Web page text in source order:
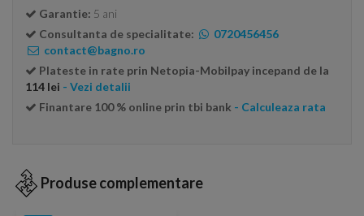
Garantie: 5 ani
Consultanta de specialitate:
0720456456
contact@bagno.ro
Plateste in rate prin Netopia-Mobilpay incepand de la
114 lei - Vezi detalii
Finantare 100 % online prin tbi bank - Calculeaza rata
Produse complementare